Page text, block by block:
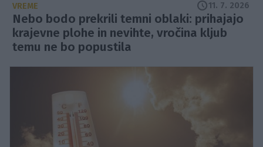
VREME 11. 7. 2026
Nebo bodo prekrili temni oblaki: prihajajo
krajevne plohe in nevihte, vročina kljub
temu ne bo popustila